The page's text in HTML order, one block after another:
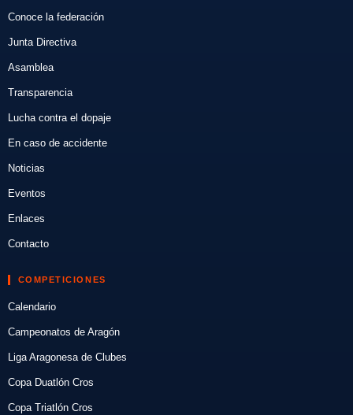
Conoce la federación
Junta Directiva
Asamblea
Transparencia
Lucha contra el dopaje
En caso de accidente
Noticias
Eventos
Enlaces
Contacto
COMPETICIONES
Calendario
Campeonatos de Aragón
Liga Aragonesa de Clubes
Copa Duatlón Cros
Copa Triatlón Cros